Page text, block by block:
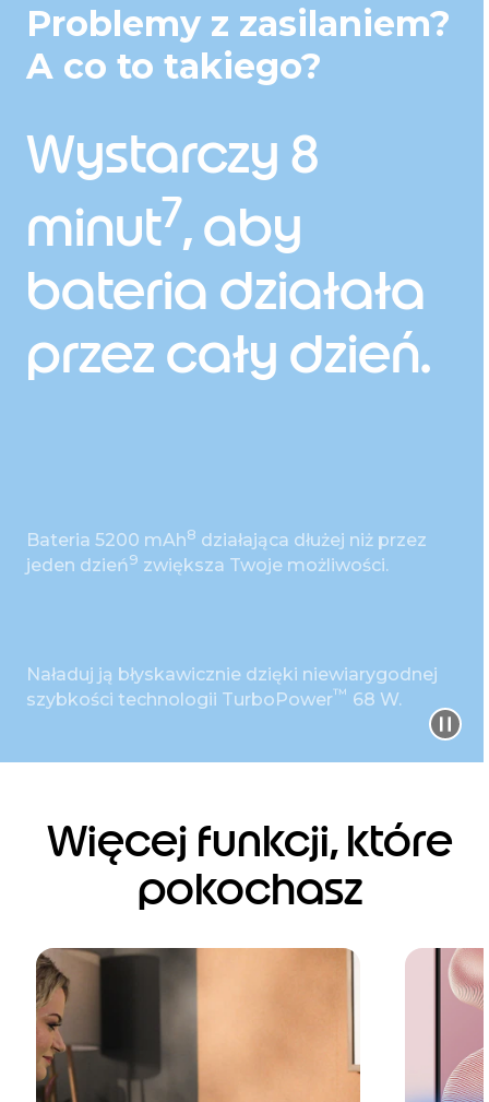
Problemy z zasilaniem?
A co to takiego?
Wystarczy 8
minut7, aby
bateria działała
przez cały dzień.
Bateria 5200 mAh8 działająca dłużej niż przez
jeden dzień9 zwiększa Twoje możliwości.
Naładuj ją błyskawicznie dzięki niewiarygodnej
szybkości technologii TurboPower™ 68 W.
Więcej funkcji, które
pokochasz